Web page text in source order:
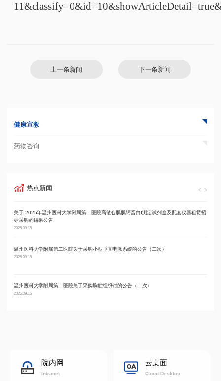
上一条新闻 下一条新闻
健康宣教
药物咨询
热点新闻
关于 2025年温州医科大学附属第二医院高敏心肌肌钙蛋白I测定试剂盒及配套仪器租赁招
标采购的结果公告
2025.09.15
温州医科大学附属第二医院关于采购小型垂直电泳系统的公告（二次）
2025.09.15
温州医科大学附属第二医院关于采购胸腔组织钳的公告（二次）
2025.09.15
院内网
Intranet
云桌面
Cloud Desktop